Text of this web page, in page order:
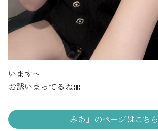
います〜
お誘いまってるね🎀
「みあ」のページはこちら